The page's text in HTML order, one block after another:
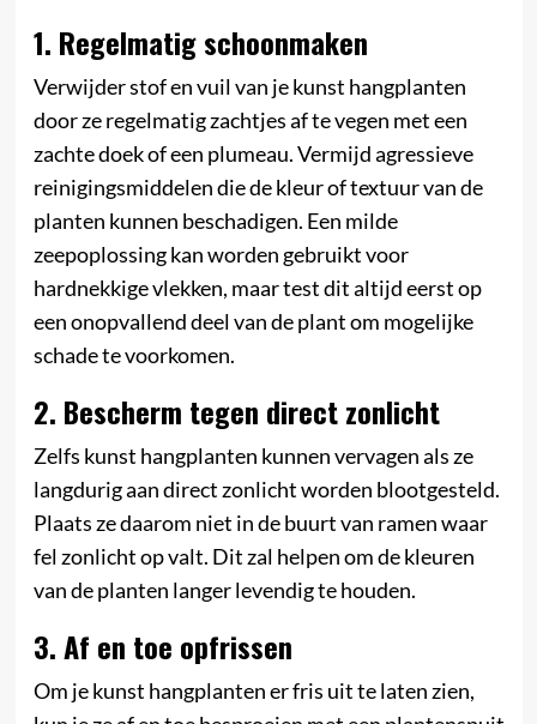
1. Regelmatig schoonmaken
Verwijder stof en vuil van je kunst hangplanten
door ze regelmatig zachtjes af te vegen met een
zachte doek of een plumeau. Vermijd agressieve
reinigingsmiddelen die de kleur of textuur van de
planten kunnen beschadigen. Een milde
zeepoplossing kan worden gebruikt voor
hardnekkige vlekken, maar test dit altijd eerst op
een onopvallend deel van de plant om mogelijke
schade te voorkomen.
2. Bescherm tegen direct zonlicht
Zelfs kunst hangplanten kunnen vervagen als ze
langdurig aan direct zonlicht worden blootgesteld.
Plaats ze daarom niet in de buurt van ramen waar
fel zonlicht op valt. Dit zal helpen om de kleuren
van de planten langer levendig te houden.
3. Af en toe opfrissen
Om je kunst hangplanten er fris uit te laten zien,